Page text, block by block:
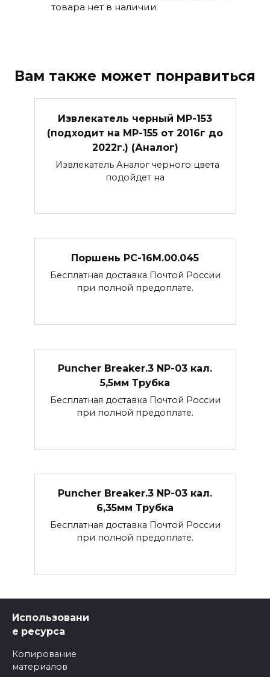
товара нет в наличии
Вам также может понравиться
Извлекатель черный МР-153
(подходит на МР-155 от 2016г до
2022г.) (Аналог)
Извлекатель Аналог черного цвета
подойдет на
Поршень РС-16М.00.045
Бесплатная доставка Почтой России
при полной предоплате.
Puncher Breaker.3 NP-03 кал.
5,5мм Трубка
Бесплатная доставка Почтой России
при полной предоплате.
Puncher Breaker.3 NP-03 кал.
6,35мм Трубка
Бесплатная доставка Почтой России
при полной предоплате.
Использовани
е ресурса
Копирование
материалов